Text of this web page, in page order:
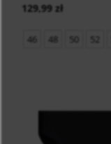
129,99 zł
46 48 50 52